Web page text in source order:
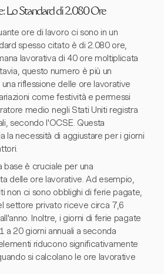
Lo Standard di 2.080 Ore
ore di lavoro ci sono in un
spesso citato è di 2.080 ore,
lavorativa di 40 ore moltiplicata
questo numero è più un
riflessione delle ore lavorative
come festività e permessi
medio negli Stati Uniti registra
secondo l'OCSE. Questa
la necessità di aggiustare per i giorni
è cruciale per una
delle ore lavorative. Ad esempio,
non ci sono obblighi di ferie pagate,
settore privato riceve circa 7,6
Inoltre, i giorni di ferie pagate
a 20 giorni annuali a seconda
riducono significativamente
si calcolano le ore lavorative